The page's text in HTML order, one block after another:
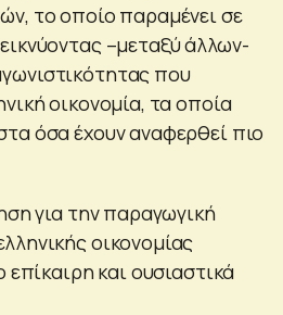
το οποίο παραμένει σε
–μεταξύ άλλων-
που
οικονομία, τα οποία
όσα έχουν αναφερθεί πιο
για την παραγωγική
οικονομίας
επίκαιρη και ουσιαστικά